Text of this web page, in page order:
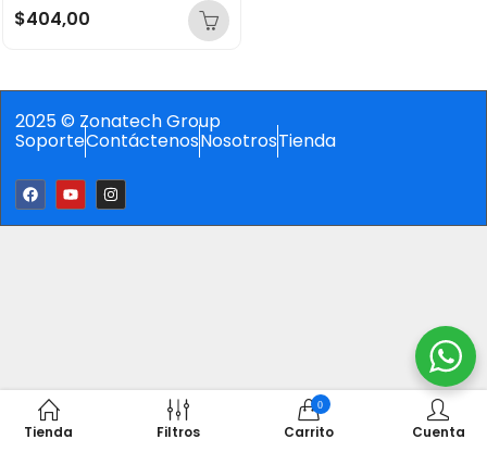
Valorado
con
$404,00
2025 © Zonatech Group
SoporteContáctenosNosotrosTienda
Tienda Filtros
0
Carrito Cuenta